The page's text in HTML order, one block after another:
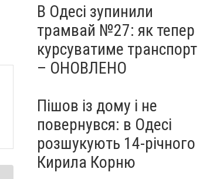
В Одесі зупинили
трамвай №27: як тепер
курсуватиме транспорт
– ОНОВЛЕНО
Пішов із дому і не
повернувся: в Одесі
розшукують 14-річного
Кирила Корню